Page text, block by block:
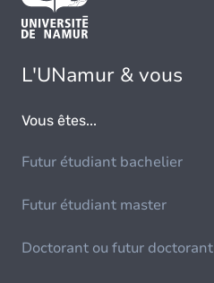
L'UNamur & vous
Vous êtes...
Futur étudiant bachelier
Futur étudiant master
Doctorant ou futur doctorant